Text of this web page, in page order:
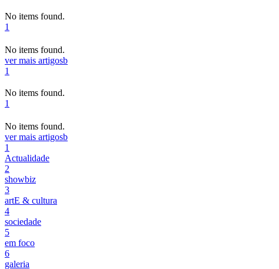
No items found.
1
No items found.
ver mais artigosb
1
No items found.
1
No items found.
ver mais artigosb
1
Actualidade
2
showbiz
3
artE & cultura
4
sociedade
5
em foco
6
galeria